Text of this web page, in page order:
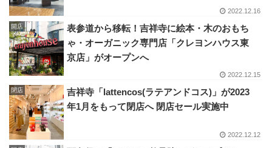
2022.12.16
開店
表参道から移転！吉祥寺に絵本・木のおもち
ゃ・オーガニック専門店「クレヨンハウス東
京店」がオープンへ
2022.12.15
閉店
吉祥寺「lattencos(ラテアンドコス)」が2023
年1月をもって閉店へ 閉店セール実施中
2022.12.12